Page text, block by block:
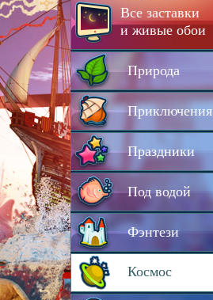
Все заставки
и живые обои
Природа
Приключения
Праздники
Под водой
Фэнтези
Космос